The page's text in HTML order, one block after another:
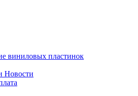
виниловых пластинок
Новости